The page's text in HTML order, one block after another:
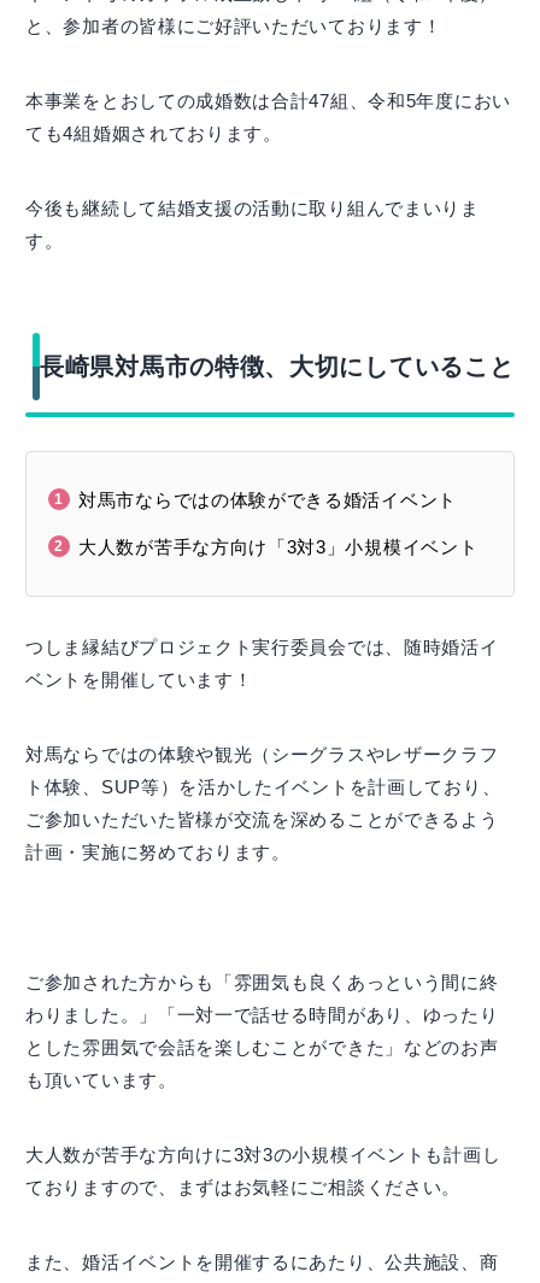
と、参加者の皆様にご好評いただいております！
本事業をとおしての成婚数は合計47組、令和5年度におい
ても4組婚姻されております。
今後も継続して結婚支援の活動に取り組んでまいりま
す。
長崎県対馬市の特徴、大切にしていること
対馬市ならではの体験ができる婚活イベント
大人数が苦手な方向け「3対3」小規模イベント
つしま縁結びプロジェクト実行委員会では、随時婚活イ
ベントを開催しています！
対馬ならではの体験や観光（シーグラスやレザークラフ
ト体験、SUP等）を活かしたイベントを計画しており、
ご参加いただいた皆様が交流を深めることができるよう
計画・実施に努めております。
ご参加された方からも「雰囲気も良くあっという間に終
わりました。」「一対一で話せる時間があり、ゆったり
とした雰囲気で会話を楽しむことができた」などのお声
も頂いています。
大人数が苦手な方向けに3対3の小規模イベントも計画し
ておりますので、まずはお気軽にご相談ください。
また、婚活イベントを開催するにあたり、公共施設、商